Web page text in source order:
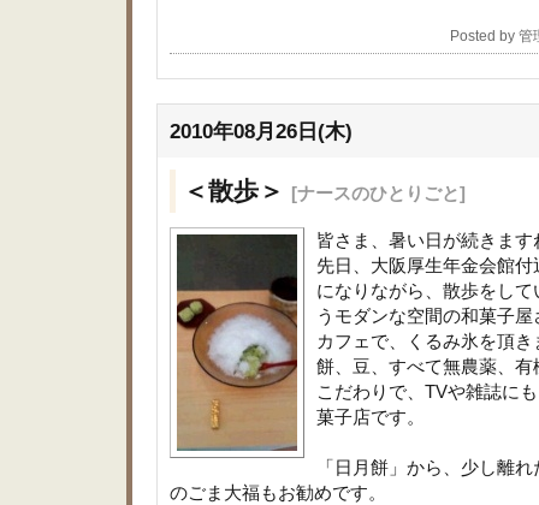
Posted by
2010年08月26日(木)
＜散歩＞ [ナースのひとりごと]
皆さま、暑い日が続きます
先日、大阪厚生年金会館
になりながら、散歩をし
うモダンな空間の和菓子
カフェで、くるみ氷を頂き
餅、豆、すべて無農薬、
こだわりで、TVや雑誌に
菓子店です。
「日月餅」から、少し離
のごま大福もお勧めです。